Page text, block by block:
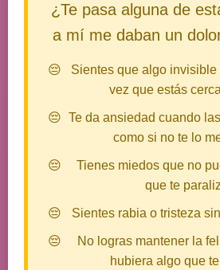
¿Te pasa alguna de
a mí me daban un
Sientes que algo invisible
vez que estás
Te da ansiedad cuando
como si no te lo
Tienes miedos que no
que te
Sientes rabia o tristeza
No logras mantener la
hubiera algo que